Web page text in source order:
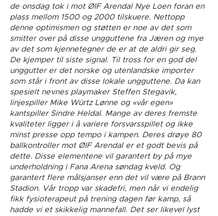
de onsdag tok i mot ØIF Arendal Nye Loen foran en
plass mellom 1500 og 2000 tilskuere. Nettopp
denne optimismen og støtten er noe av det som
smitter over på disse ungguttene fra Jæren og mye
av det som kjennetegner de er at de aldri gir seg.
De kjemper til siste signal. Til tross for en god del
unggutter er det norske og utenlandske importer
som står i front av disse lokale ungguttene. Da kan
spesielt nevnes playmaker Steffen Stegavik,
linjespiller Mike Würtz Lønne og «vår egen»
kantspiller Sindre Heldal. Mange av deres fremste
kvaliteter ligger i å variere forsvarsspillet og ikke
minst presse opp tempo i kampen. Deres drøye 80
ballkontroller mot ØIF Arendal er et godt bevis på
dette. Disse elementene vil garantert by på mye
underholdning i Fana Arena søndag kveld. Og
garantert flere målsjanser enn det vil være på Brann
Stadion. Vår tropp var skadefri, men når vi endelig
fikk fysioterapeut på trening dagen før kamp, så
hadde vi et skikkelig mannefall. Det ser likevel lyst